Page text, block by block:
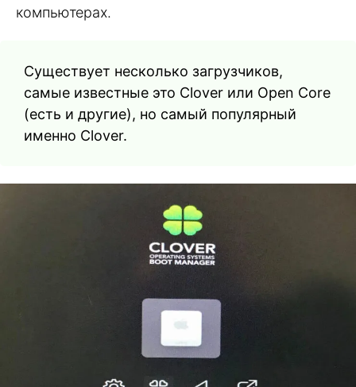
компьютерах.
Существует несколько загрузчиков,
самые известные это Clover или Open Core
(есть и другие), но самый популярный
именно Clover.